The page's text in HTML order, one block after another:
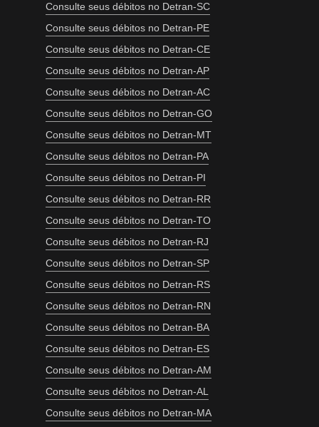
Consulte seus débitos no Detran-SC
Consulte seus débitos no Detran-PE
Consulte seus débitos no Detran-CE
Consulte seus débitos no Detran-AP
Consulte seus débitos no Detran-AC
Consulte seus débitos no Detran-GO
Consulte seus débitos no Detran-MT
Consulte seus débitos no Detran-PA
Consulte seus débitos no Detran-PI
Consulte seus débitos no Detran-RR
Consulte seus débitos no Detran-TO
Consulte seus débitos no Detran-RJ
Consulte seus débitos no Detran-SP
Consulte seus débitos no Detran-RS
Consulte seus débitos no Detran-RN
Consulte seus débitos no Detran-BA
Consulte seus débitos no Detran-ES
Consulte seus débitos no Detran-AM
Consulte seus débitos no Detran-AL
Consulte seus débitos no Detran-MA